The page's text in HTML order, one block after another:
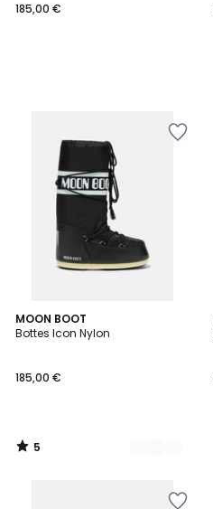
185,00 €
MOON BOOT
Bottes Icon Nylon
185,00 €
5
/
4
Couleurs
5
/